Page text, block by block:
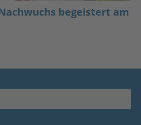
begeistert am